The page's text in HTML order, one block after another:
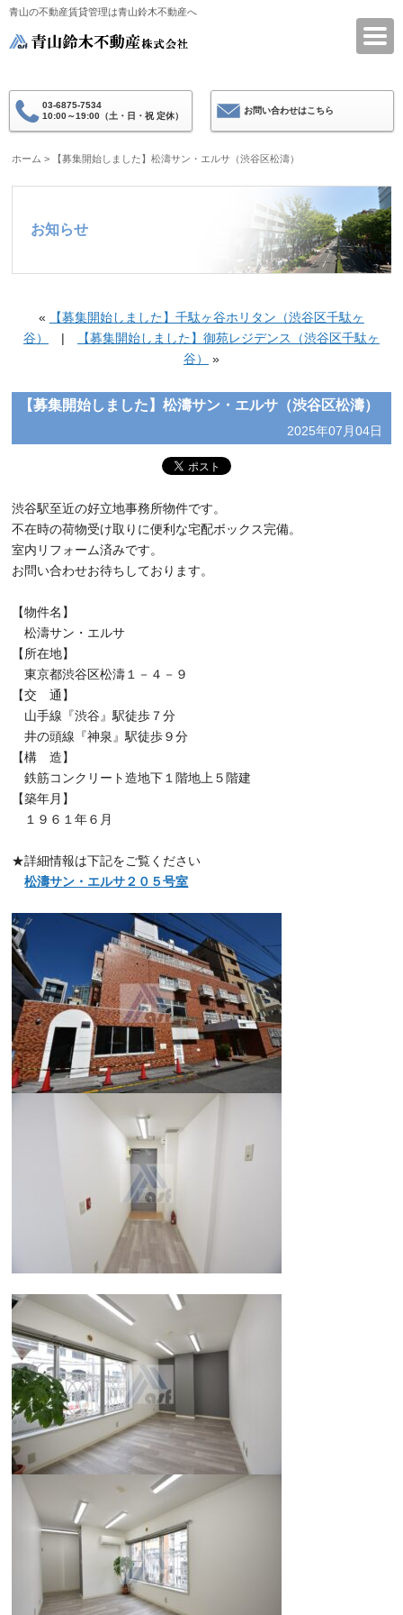
青山の不動産賃貸管理は青山鈴木不動産へ
03-6875-7534
10:00～19:00（土・日・祝 定休）
お問い合わせはこちら
ホーム > 【募集開始しました】松濤サン・エルサ（渋谷区松濤）
お知らせ
«
【募集開始しました】千駄ヶ谷ホリタン（渋谷区千駄ヶ
谷）
|
【募集開始しました】御苑レジデンス（渋谷区千駄ヶ
谷）
»
【募集開始しました】松濤サン・エルサ（渋谷区松濤）
2025年07月04日
渋谷駅至近の好立地事務所物件です。
不在時の荷物受け取りに便利な宅配ボックス完備。
室内リフォーム済みです。
お問い合わせお待ちしております。
【物件名】
松濤サン・エルサ
【所在地】
東京都渋谷区松濤１－４－９
【交 通】
山手線『渋谷』駅徒歩７分
井の頭線『神泉』駅徒歩９分
【構 造】
鉄筋コンクリート造地下１階地上５階建
【築年月】
１９６１年６月
★詳細情報は下記をご覧ください
松濤サン・エルサ２０５号室